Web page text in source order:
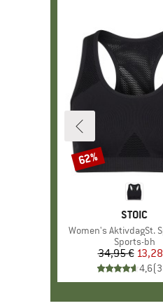
MÆRKE
STOIC
Artikel
Women's AktivdagSt.
Sports-bh
Pris
34,95 €
4,6(
Rabat
62%